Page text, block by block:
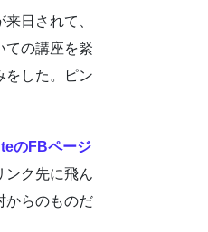
日されて、
ての講座を緊
をした。ピン
のFBページ
ンク先に飛ん
からのものだ